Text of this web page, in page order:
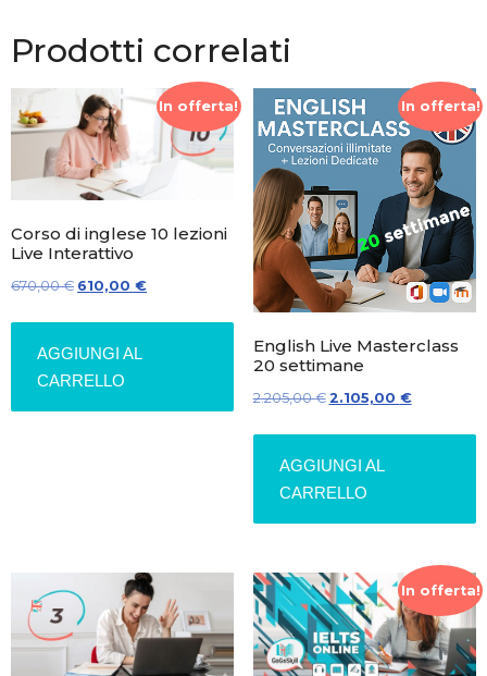
Prodotti correlati
In offerta!
Corso di inglese 10 lezioni
Live Interattivo
670,00€ Il610,00 €Il
AGGIUNGI AL
CARRELLO
In offerta!
English Live Masterclass
20 settimane
2.205,00€ Il
2.105,00 €Il
AGGIUNGI AL
CARRELLO
In offerta!